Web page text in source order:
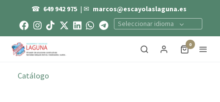
☎ 649 942 975 | ✉ marcos@escayolaslaguna.es
Seleccionar idioma
0
Catálogo